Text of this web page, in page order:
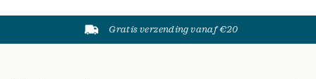
Gratis verzending vanaf €20